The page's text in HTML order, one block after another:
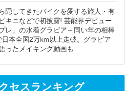
隠してきたバイクを愛する旅人・有
キニなどで初披露! 芸能界デビュー
レ」の水着グラビア～同い年の相棒
日本全国2万km以上走破。グラビア
ったメイキング動画も
セスランキング